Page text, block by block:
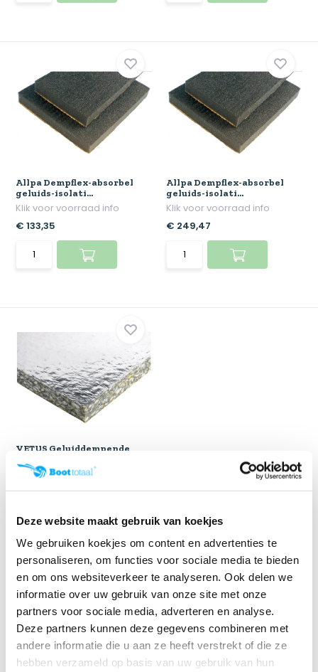
Deze website maakt gebruik van koekjes
We gebruiken koekjes om content en advertenties te
personaliseren, om functies voor sociale media te bieden
en om ons websiteverkeer te analyseren. Ook delen we
informatie over uw gebruik van onze site met onze
partners voor sociale media, adverteren en analyse.
Deze partners kunnen deze gegevens combineren met
andere informatie die u aan ze heeft verstrekt of die ze
hebben verzameld op basis van uw gebruik van hun
Allpa Dempflex-absorbel
geluids-isolati...
Klik voor voorraad info
€ 133,35
Allpa Dempflex-absorbel
geluids-isolati...
Klik voor voorraad info
€ 249,47
VETUS Geluiddempende
Bekijk Geluiddempende
€ 165,87
Isolatie
Geluidsoverlast is heel goed terug te dringen in uw